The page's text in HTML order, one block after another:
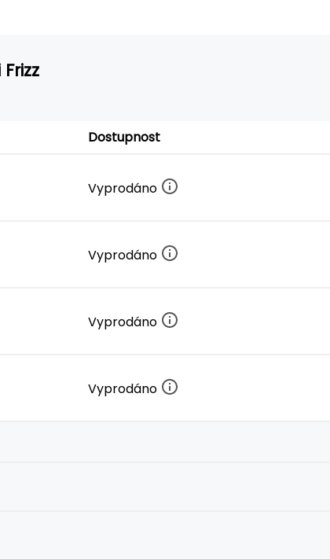
Dostupnost
Vyprodáno
Vyprodáno
Vyprodáno
Vyprodáno